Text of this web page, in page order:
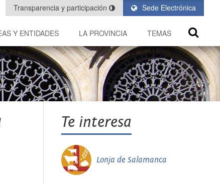
Sede Electrónica
Transparencia y participación
Y ENTIDADES LA PROVINCIA TEMAS
Te interesa
Lonja de Salamanca